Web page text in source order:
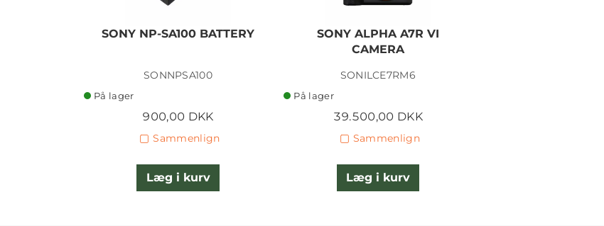
SONY NP-SA100 BATTERY
SONNPSA100
På lager
900,00 DKK
Sammenlign
Læg i kurv
SONY ALPHA A7R VI
CAMERA
SONILCE7RM6
På lager
39.500,00 DKK
Sammenlign
Læg i kurv